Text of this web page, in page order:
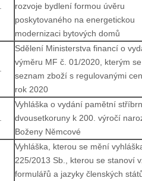
rozvoje bydlení formou úvěru
poskytovaného na energetickou
modernizaci bytových domů
Sdělení Ministerstva financí o
výměru MF č. 01/2020, kterým
seznam zboží s regulovanými
rok 2020
Vyhláška o vydání pamětní
dvousetkoruny k 200. výročí
Boženy Němcové
Vyhláška, kterou se mění
225/2013 Sb., kterou se stanoví
formulářů a jazyky členských